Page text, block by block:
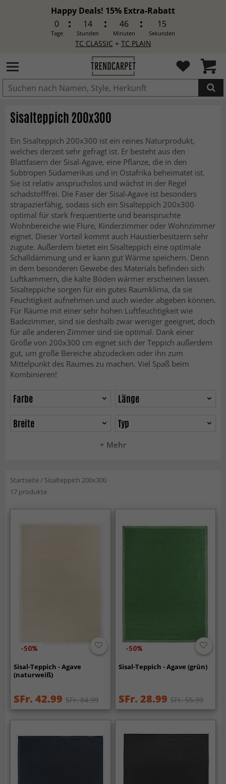
Happy Deals! 15% Extra-Rabatt
0
Tage
14
Stunden
46
Minuten
14
Sekunden
TC CLASSIC + TC PLAIN
IN DEN WARENKORB GELEGT.
Sisalteppich 200x300
Ein Sisalteppich 200x300 ist ein reines Naturprodukt,
welches derzeit sehr gefragt ist. Er besteht aus den
Blattfasern der Sisal-Agave, eine Pflanze, die in den
Subtropen Südamerikas und in Ostafrika beheimatet ist.
Sie ist relativ anspruchslos und wächst in der Regel
schadstofffrei. Die Faser der Sisal-Agave ist besonders
strapazierfähig, sodass sich ein Sisalteppich 200x300
optimal für stark frequentierte und beanspruchte
Wohnbereiche wie Flure, Kinderzimmer oder Wohnzimmer
eignet. Dieser Vorteil kommt auch Haustierbesitzern sehr
zugute. Außerdem bietet ein Sisalteppich eine optimale
Schalldämmung und er kann gut Wärme speichern. Denn
in dem besonderen Gewebe des Materials befinden sich
Luftkammern, die kalte Böden wärmer erscheinen lassen.
Sisalteppiche sorgen für ein gutes Raumklima, da sie
Feuchtigkeit aufnehmen und auch wieder abgeben können.
Für Räume mit einer sehr hohen Luftfeuchtigkeit wie
Badezimmer, sind sie deshalb zwar weniger geeignet, doch
für alle anderen Zimmer sind sie optimal. Dank einer
Größe von 200x300 cm eignet sich der Teppich außerdem
gut, um große Bereiche abzudecken oder ihn zum
Mittelpunkt des Raumes zu machen. Viel Spaß beim
Kombinieren!
+ Mehr
Farbe
Länge
Breite
Typ
Startseite/ Sisalteppich 200x300
17 produkte
-50%
Sisal-Teppich - Agave
(naturweiß)
SFr. 42.99 SFr. 84.99
-50%
Sisal-Teppich - Agave (grün)
SFr. 28.99 SFr. 55.99